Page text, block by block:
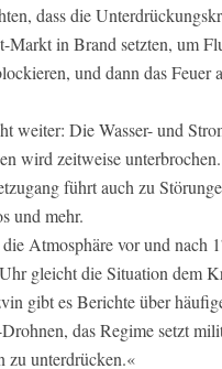
dass die
Markt in Brand setzten, um
und dann das Feuer
weiter: Die Wasser- und
wird zeitweise unterbrochen.
führt auch zu
und mehr.
Atmosphäre vor und nach
gleicht die Situation dem
gibt es Berichte über
das Regime setzt
zu unterdrücken.«